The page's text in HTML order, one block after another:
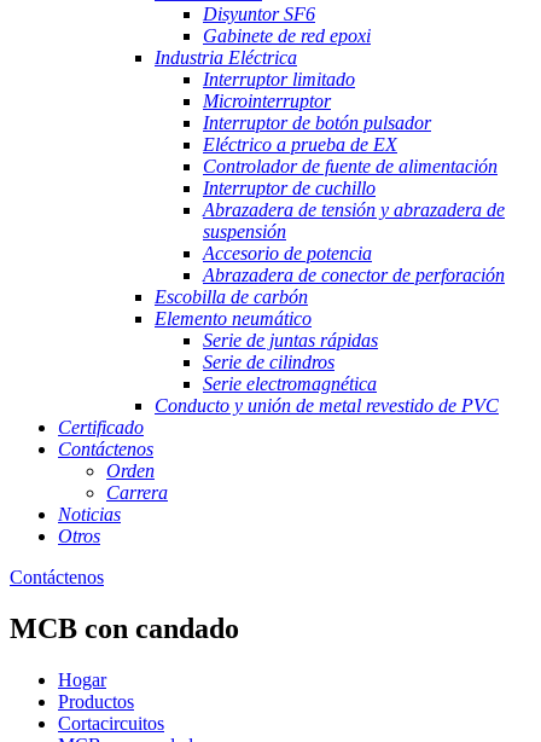
Disyuntor SF6
Gabinete de red epoxi
Industria Eléctrica
Interruptor limitado
Microinterruptor
Interruptor de botón pulsador
Eléctrico a prueba de EX
Controlador de fuente de alimentación
Interruptor de cuchillo
Abrazadera de tensión y abrazadera de
suspensión
Accesorio de potencia
Abrazadera de conector de perforación
Escobilla de carbón
Elemento neumático
Serie de juntas rápidas
Serie de cilindros
Serie electromagnética
Conducto y unión de metal revestido de PVC
Certificado
Contáctenos
Orden
Carrera
Noticias
Otros
Contáctenos
MCB con candado
Hogar
Productos
Cortacircuitos